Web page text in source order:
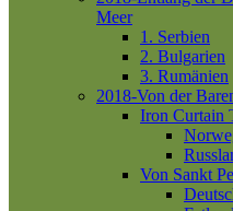
Meer
1. Serbien
2. Bulgarien
3. Rumänien
2018-Von der
Iron Curtain
Von Sankt